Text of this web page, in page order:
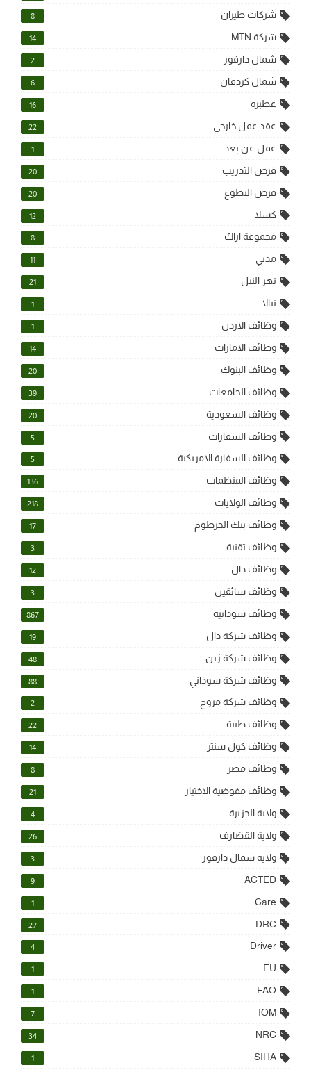
شركات طيران 8
شركة MTN 14
شمال دارفور 2
شمال كردفان 6
عطبرة 16
عقد عمل خارجي 22
عمل عن بعد 1
فرص التدريب 20
فرص التطوع 20
كسلا 12
مجموعة اراك 8
مدني 11
نهر النيل 21
نيالا 1
وظائف الاردن 1
وظائف الامارات 14
وظائف البنوك 20
وظائف الجامعات 39
وظائف السعودية 20
وظائف السفارات 5
وظائف السفارة الامريكية 5
وظائف المنظمات 136
وظائف الولايات 218
وظائف بنك الخرطوم 17
وظائف تقنية 3
وظائف دال 12
وظائف سائقين 3
وظائف سودانية 867
وظائف شركة دال 19
وظائف شركة زين 48
وظائف شركة سوداني 88
وظائف شركة مروج 2
وظائف طبية 22
وظائف كول سنتر 14
وظائف مصر 8
وظائف مفوضية الاختيار 21
ولاية الجزيرة 4
ولاية القضارف 26
ولاية شمال دارفور 3
ACTED
9
Care
1
DRC
27
Driver
4
EU
1
FAO
1
IOM
7
NRC
34
SIHA
1